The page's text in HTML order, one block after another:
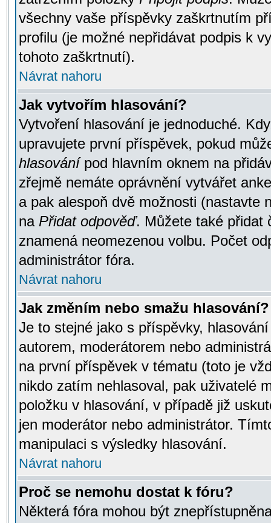
všechny vaše příspěvky zaškrtnutím
profilu (je možné nepřidávat podpis k
tohoto zaškrtnutí).
Návrat nahoru
Jak vytvořím hlasování?
Vytvoření hlasování je jednoduché.
upravujete první příspěvek, pokud
hlasovánípod hlavním oknem na
zřejmě nemáte oprávnění vytvářet
a pak alespoň dvě možnosti (nastavte
na Přidat odpověď. Můžete také přidat
znamená neomezenou volbu. Počet
administrátor fóra.
Návrat nahoru
Jak změním nebo smažu hlasování?
Je to stejné jako s příspěvky,
autorem, moderátorem nebo
na první příspěvek v tématu (toto je
nikdo zatím nehlasoval, pak uživatelé
položku v hlasování, v případě již
jen moderátor nebo administrátor.
manipulaci s výsledky hlasování.
Návrat nahoru
Proč se nemohu dostat k fóru?
Některá fóra mohou být